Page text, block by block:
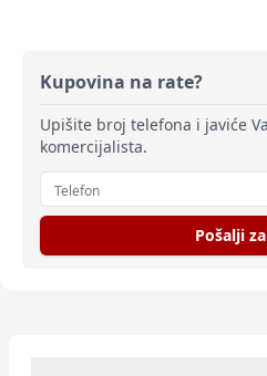
Kupovina na rate?
Upišite broj telefona i javiće
komercijalista.
Pošalji